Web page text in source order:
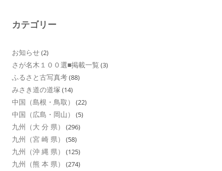
カテゴリー
お知らせ(2)
さが名木１００選■掲載一覧 (3)
ふるさと古写真考(88)
みさき道の道塚 (14)
中国（島根・鳥取） (22)
中国（広島・岡山） (5)
九州（大 分 県） (296)
九州（宮 崎 県） (58)
九州（沖 縄 県） (125)
九州（熊 本 県） (274)